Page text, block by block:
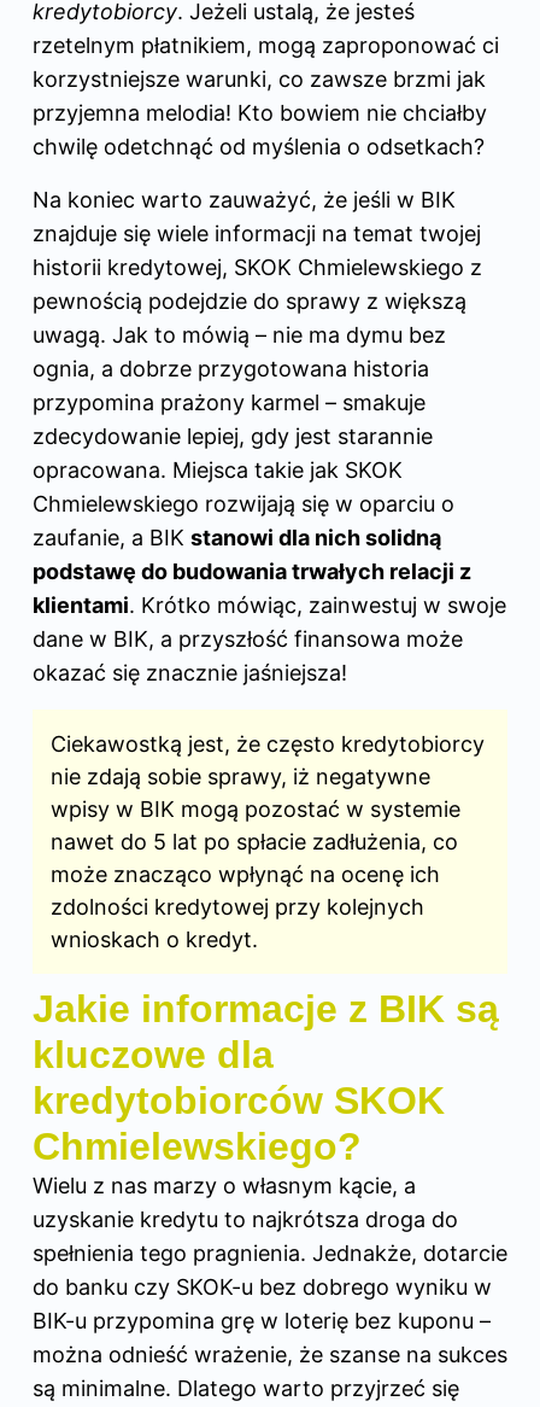
kredytobiorcy. Jeżeli ustalą, że jesteś
rzetelnym płatnikiem, mogą zaproponować ci
korzystniejsze warunki, co zawsze brzmi jak
przyjemna melodia! Kto bowiem nie chciałby
chwilę odetchnąć od myślenia o odsetkach?
Na koniec warto zauważyć, że jeśli w BIK
znajduje się wiele informacji na temat twojej
historii kredytowej, SKOK Chmielewskiego z
pewnością podejdzie do sprawy z większą
uwagą. Jak to mówią – nie ma dymu bez
ognia, a dobrze przygotowana historia
przypomina prażony karmel – smakuje
zdecydowanie lepiej, gdy jest starannie
opracowana. Miejsca takie jak SKOK
Chmielewskiego rozwijają się w oparciu o
zaufanie, a BIK stanowi dla nich solidną
podstawę do budowania trwałych relacji z
klientami. Krótko mówiąc, zainwestuj w swoje
dane w BIK, a przyszłość finansowa może
okazać się znacznie jaśniejsza!
Ciekawostką jest, że często kredytobiorcy
nie zdają sobie sprawy, iż negatywne
wpisy w BIK mogą pozostać w systemie
nawet do 5 lat po spłacie zadłużenia, co
może znacząco wpłynąć na ocenę ich
zdolności kredytowej przy kolejnych
wnioskach o kredyt.
Jakie informacje z BIK są
kluczowe dla
kredytobiorców SKOK
Chmielewskiego?
Wielu z nas marzy o własnym kącie, a
uzyskanie kredytu to najkrótsza droga do
spełnienia tego pragnienia. Jednakże, dotarcie
do banku czy SKOK-u bez dobrego wyniku w
BIK-u przypomina grę w loterię bez kuponu –
można odnieść wrażenie, że szanse na sukces
są minimalne. Dlatego warto przyjrzeć się